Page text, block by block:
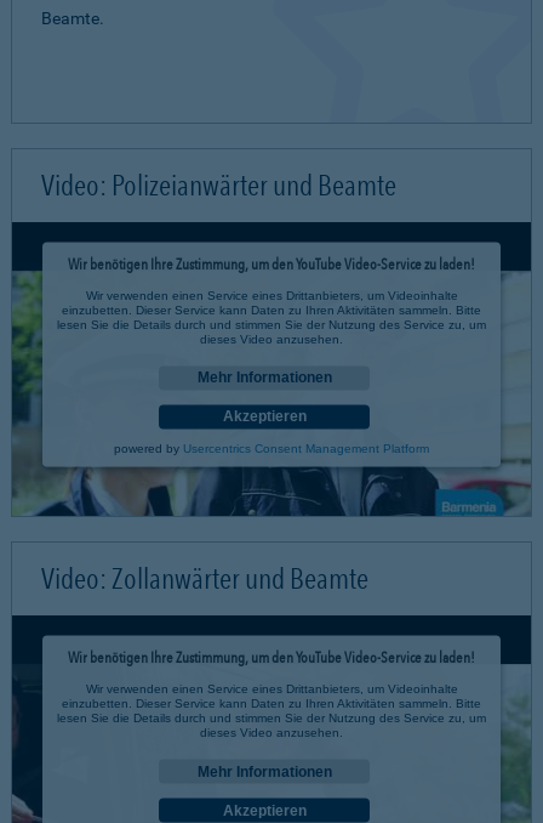
Beamte.
Video: Polizeianwärter und Beamte
Wir benötigen Ihre Zustimmung, um den YouTube Video-Service zu laden!
Wir verwenden einen Service eines Drittanbieters, um Videoinhalte
einzubetten. Dieser Service kann Daten zu Ihren Aktivitäten sammeln. Bitte
lesen Sie die Details durch und stimmen Sie der Nutzung des Service zu, um
dieses Video anzusehen.
Mehr Informationen
Akzeptieren
powered by Usercentrics Consent Management Platform
Video: Zollanwärter und Beamte
Wir benötigen Ihre Zustimmung, um den YouTube Video-Service zu laden!
Wir verwenden einen Service eines Drittanbieters, um Videoinhalte
einzubetten. Dieser Service kann Daten zu Ihren Aktivitäten sammeln. Bitte
lesen Sie die Details durch und stimmen Sie der Nutzung des Service zu, um
dieses Video anzusehen.
Mehr Informationen
Akzeptieren